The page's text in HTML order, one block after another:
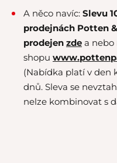
A něco navíc: Slevu
prodejnách Potten
prodejen zde a nebo
shopu
(Nabídka platí v den
dnů. Sleva se
nelze kombinovat s